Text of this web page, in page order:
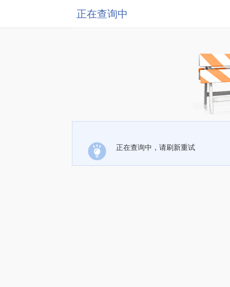
正在查询中
正在查询中，请刷新重试